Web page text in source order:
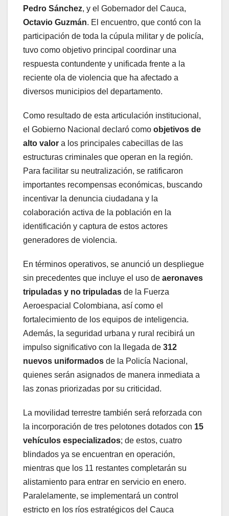
Pedro Sánchez, y el Gobernador del Cauca,
Octavio Guzmán. El encuentro, que contó con la
participación de toda la cúpula militar y de policía,
tuvo como objetivo principal coordinar una
respuesta contundente y unificada frente a la
reciente ola de violencia que ha afectado a
diversos municipios del departamento.
Como resultado de esta articulación institucional,
el Gobierno Nacional declaró como objetivos de
alto valor a los principales cabecillas de las
estructuras criminales que operan en la región.
Para facilitar su neutralización, se ratificaron
importantes recompensas económicas, buscando
incentivar la denuncia ciudadana y la
colaboración activa de la población en la
identificación y captura de estos actores
generadores de violencia.
En términos operativos, se anunció un despliegue
sin precedentes que incluye el uso de aeronaves
tripuladas y no tripuladas de la Fuerza
Aeroespacial Colombiana, así como el
fortalecimiento de los equipos de inteligencia.
Además, la seguridad urbana y rural recibirá un
impulso significativo con la llegada de 312
nuevos uniformados de la Policía Nacional,
quienes serán asignados de manera inmediata a
las zonas priorizadas por su criticidad.
La movilidad terrestre también será reforzada con
la incorporación de tres pelotones dotados con 15
vehículos especializados; de estos, cuatro
blindados ya se encuentran en operación,
mientras que los 11 restantes completarán su
alistamiento para entrar en servicio en enero.
Paralelamente, se implementará un control
estricto en los ríos estratégicos del Cauca